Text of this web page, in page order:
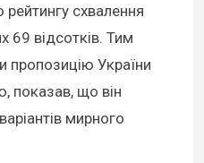
рейтингу схвалення
69 відсотків. Тим
пропозицію України
показав, що він
мирного